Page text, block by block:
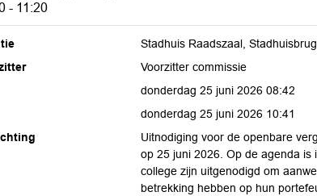
- 11:20
Stadhuis Raadszaal,
Voorzitter commissie
donderdag 25 juni 2026 08:42
donderdag 25 juni 2026 10:41
Uitnodiging voor de openbare
op 25 juni 2026. Op de agenda
college zijn uitgenodigd om
betrekking hebben op hun